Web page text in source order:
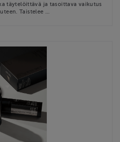
täytelöittävä ja tasoittava vaikutus
Taistelee …